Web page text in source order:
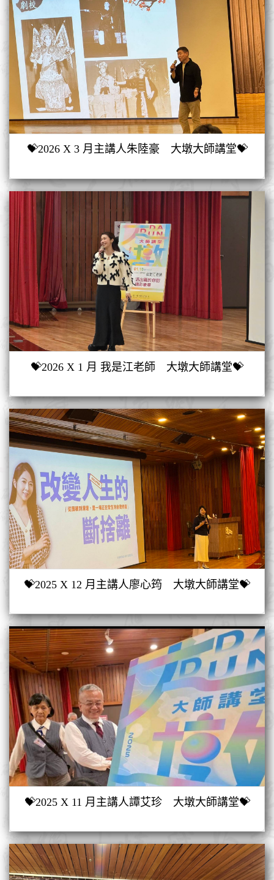
💝2026 X 3 月主講人朱陸豪 大墩大師講堂💝
💝2026 X 1 月 我是江老師 大墩大師講堂💝
💝2025 X 12 月主講人廖心筠 大墩大師講堂💝
💝2025 X 11 月主講人譚艾珍 大墩大師講堂💝